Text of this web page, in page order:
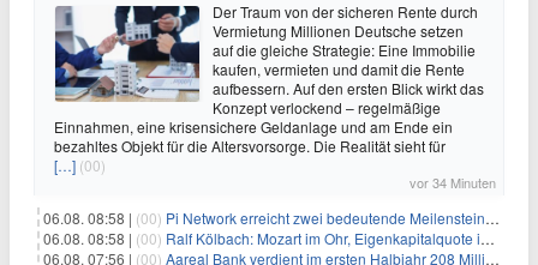
Der Traum von der sicheren Rente durch
Vermietung Millionen Deutsche setzen
auf die gleiche Strategie: Eine Immobilie
kaufen, vermieten und damit die Rente
aufbessern. Auf den ersten Blick wirkt das
Konzept verlockend – regelmäßige
Einnahmen, eine krisensichere Geldanlage und am Ende ein
bezahltes Objekt für die Altersvorsorge. Die Realität sieht für
[…] (00)
vor 34 Minuten
06.08. 08:58 | (00) Pi Network erreicht zwei bedeutende Meilensteine in einer Rallye
06.08. 08:58 | (00) Ralf Kölbach: Mozart im Ohr, Eigenkapitalquote im Blick - wie dieser Denker die Westerwald Bank führt
06.08. 07:56 | (00) Aareal Bank verdient im ersten Halbjahr 208 Millionen Euro